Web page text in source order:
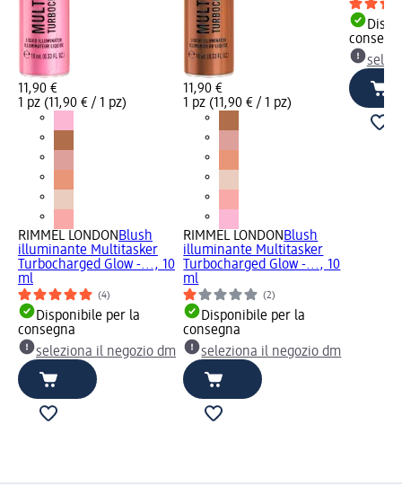
11,90 €
1 pz (11,90 € / 1 pz)
RIMMEL LONDON Blush
illuminante Multitasker
Turbocharged Glow -..., 10
ml
(4)
Disponibile per la
consegna
seleziona il negozio dm
11,90 €
1 pz (11,90 € / 1 pz)
RIMMEL LONDON Blush
illuminante Multitasker
Turbocharged Glow -..., 10
ml
(2)
Disponibile per la
consegna
seleziona il negozio dm